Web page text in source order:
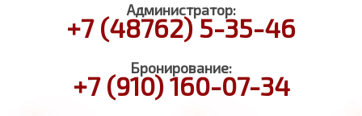
Администратор:
+7 (48762) 5-35-46
Бронирование:
+7 (910) 160-07-34